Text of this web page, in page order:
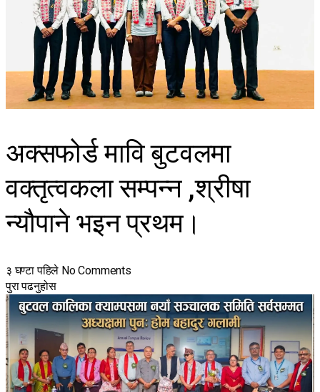
अक्सफोर्ड मावि बुटवलमा
वक्तृत्वकला सम्पन्न ,श्रीषा
न्यौपाने भइन प्रथम।
३ घण्टा पहिले No Comments
पुरा पढनुहोस